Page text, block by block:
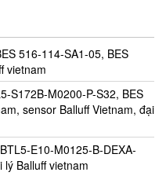
516-114-SA1-05, BES
vietnam
S172B-M0200-P-S32, BES
sensor Balluff Vietnam, đại
E10-M0125-B-DEXA-
lý Balluff vietnam